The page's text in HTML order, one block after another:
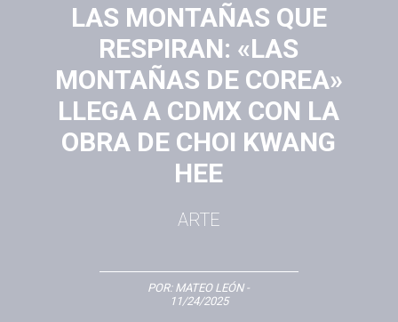
LAS MONTAÑAS QUE
RESPIRAN: «LAS
MONTAÑAS DE COREA»
LLEGA A CDMX CON LA
OBRA DE CHOI KWANG
HEE
ARTE
POR: MATEO LEÓN-
11/24/2025